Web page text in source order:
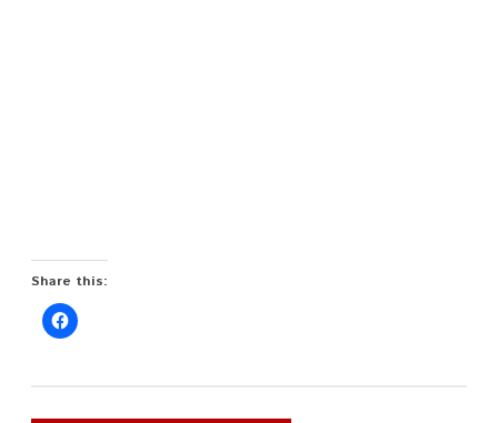
Share this: